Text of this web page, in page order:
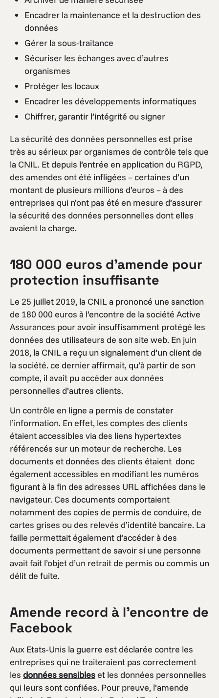
Encadrer la maintenance et la destruction des
données
Gérer la sous-traitance
Sécuriser les échanges avec d’autres
organismes
Protéger les locaux
Encadrer les développements informatiques
Chiffrer, garantir l’intégrité ou signer
La sécurité des données personnelles est prise
très au sérieux par organismes de contrôle tels que
la CNIL. Et depuis l’entrée en application du RGPD,
des amendes ont été infligées – certaines d’un
montant de plusieurs millions d’euros – à des
entreprises qui n’ont pas été en mesure d’assurer
la sécurité des données personnelles dont elles
avaient la charge.
180 000 euros d’amende pour
protection insuffisante
Le 25 juillet 2019, la CNIL a prononcé une sanction
de 180 000 euros à l’encontre de la société Active
Assurances pour avoir insuffisamment protégé les
données des utilisateurs de son site web. En juin
2018, la CNIL a reçu un signalement d’un client de
la société. ce dernier affirmait, qu’à partir de son
compte, il avait pu accéder aux données
personnelles d’autres clients.
Un contrôle en ligne a permis de constater
l’information. En effet, les comptes des clients
étaient accessibles via des liens hypertextes
référencés sur un moteur de recherche. Les
documents et données des clients étaient donc
également accessibles en modifiant les numéros
figurant à la fin des adresses URL affichées dans le
navigateur. Ces documents comportaient
notamment des copies de permis de conduire, de
cartes grises ou des relevés d’identité bancaire. La
faille permettait également d’accéder à des
documents permettant de savoir si une personne
avait fait l’objet d’un retrait de permis ou commis un
délit de fuite.
Amende record à l’encontre de
Facebook
Aux Etats-Unis la guerre est déclarée contre les
entreprises qui ne traiteraient pas correctement
les données sensibleset les données personnelles
qui leurs sont confiées. Pour preuve, l’amende